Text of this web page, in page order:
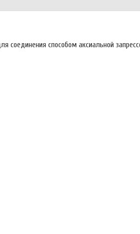
соединения способом аксиальной